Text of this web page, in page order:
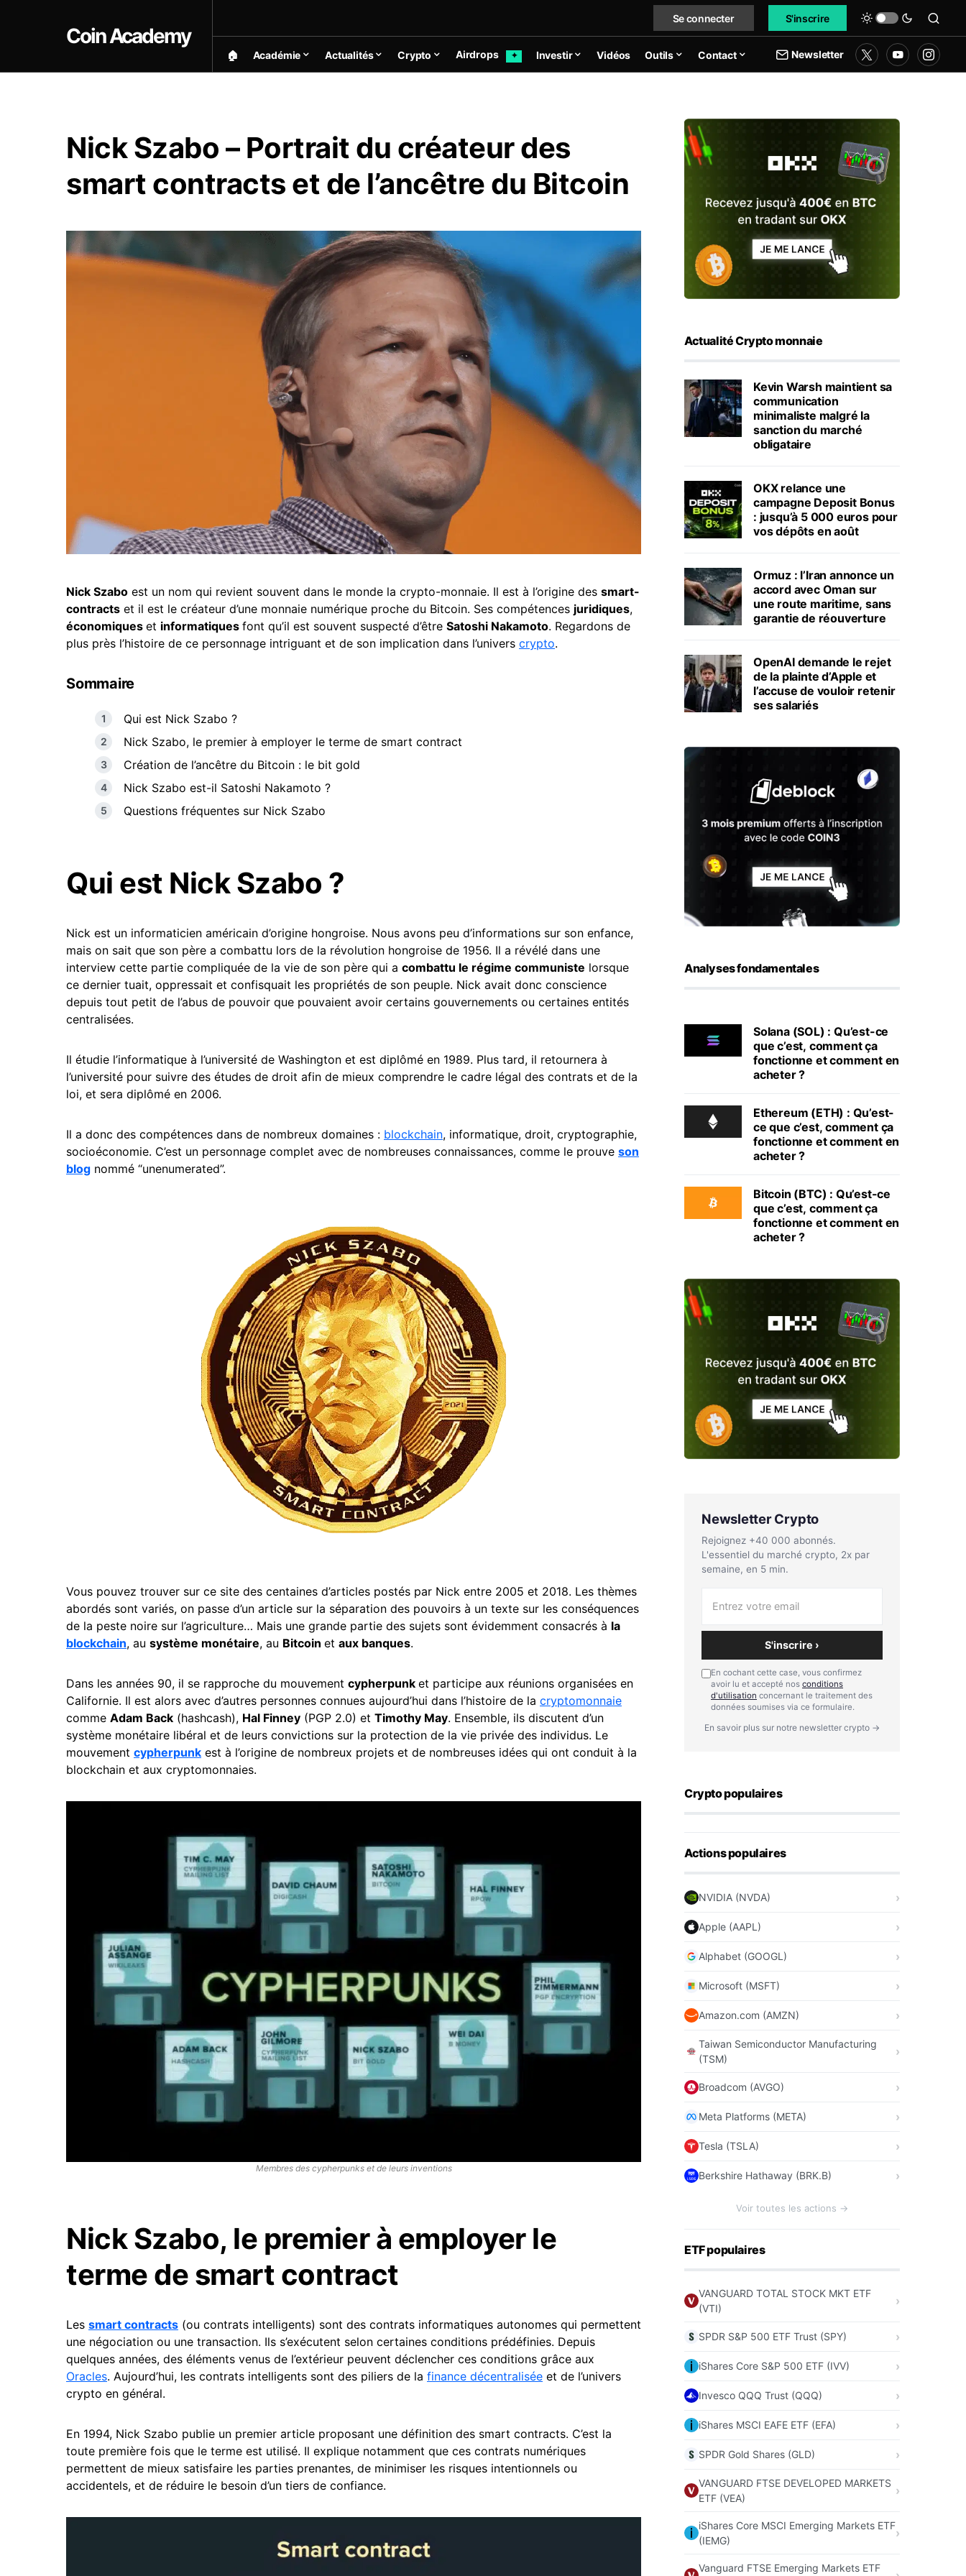
Coin Academy
Se connecter S'inscrire
🏠︎ Académie Actualités Crypto Airdrops ✦ Investir Vidéos Outils Contact Newsletter
Nick Szabo – Portrait du créateur des
smart contracts et de l’ancêtre du Bitcoin
Nick Szabo est un nom qui revient souvent dans le monde la crypto-monnaie. Il est à l’origine des smart-
contracts et il est le créateur d’une monnaie numérique proche du Bitcoin. Ses compétences juridiques,
économiques et informatiques font qu’il est souvent suspecté d’être Satoshi Nakamoto. Regardons de
plus près l’histoire de ce personnage intriguant et de son implication dans l’univers crypto.
Sommaire
Qui est Nick Szabo ?
Nick Szabo, le premier à employer le terme de smart contract
Création de l’ancêtre du Bitcoin : le bit gold
Nick Szabo est-il Satoshi Nakamoto ?
Questions fréquentes sur Nick Szabo
Qui est Nick Szabo ?
Nick est un informaticien américain d’origine hongroise. Nous avons peu d’informations sur son enfance,
mais on sait que son père a combattu lors de la révolution hongroise de 1956. Il a révélé dans une
interview cette partie compliquée de la vie de son père qui a combattu le régime communiste lorsque
ce dernier tuait, oppressait et confisquait les propriétés de son peuple. Nick avait donc conscience
depuis tout petit de l’abus de pouvoir que pouvaient avoir certains gouvernements ou certaines entités
centralisées.
Il étudie l’informatique à l’université de Washington et est diplômé en 1989. Plus tard, il retournera à
l’université pour suivre des études de droit afin de mieux comprendre le cadre légal des contrats et de la
loi, et sera diplômé en 2006.
Il a donc des compétences dans de nombreux domaines : blockchain, informatique, droit, cryptographie,
socioéconomie. C’est un personnage complet avec de nombreuses connaissances, comme le prouve son
blog nommé “unenumerated”.
Vous pouvez trouver sur ce site des centaines d’articles postés par Nick entre 2005 et 2018. Les thèmes
abordés sont variés, on passe d’un article sur la séparation des pouvoirs à un texte sur les conséquences
de la peste noire sur l’agriculture… Mais une grande partie des sujets sont évidemment consacrés à la
blockchain, au système monétaire, au Bitcoin et aux banques.
Dans les années 90, il se rapproche du mouvement cypherpunk et participe aux réunions organisées en
Californie. Il est alors avec d’autres personnes connues aujourd’hui dans l’histoire de la cryptomonnaie
comme Adam Back (hashcash), Hal Finney (PGP 2.0) et Timothy May. Ensemble, ils discutent d’un
système monétaire libéral et de leurs convictions sur la protection de la vie privée des individus. Le
mouvement cypherpunk est à l’origine de nombreux projets et de nombreuses idées qui ont conduit à la
blockchain et aux cryptomonnaies.
Membres des cypherpunks et de leurs inventions
Nick Szabo, le premier à employer le
terme de smart contract
Les smart contracts (ou contrats intelligents) sont des contrats informatiques autonomes qui permettent
une négociation ou une transaction. Ils s’exécutent selon certaines conditions prédéfinies. Depuis
quelques années, des éléments venus de l’extérieur peuvent déclencher ces conditions grâce aux
Oracles. Aujourd’hui, les contrats intelligents sont des piliers de la finance décentralisée et de l’univers
crypto en général.
En 1994, Nick Szabo publie un premier article proposant une définition des smart contracts. C’est la
toute première fois que le terme est utilisé. Il explique notamment que ces contrats numériques
permettent de mieux satisfaire les parties prenantes, de minimiser les risques intentionnels ou
accidentels, et de réduire le besoin d’un tiers de confiance.
Actualité Crypto monnaie
Kevin Warsh maintient sa
communication
minimaliste malgré la
sanction du marché
obligataire
OKX relance une
campagne Deposit Bonus
: jusqu’à 5 000 euros pour
vos dépôts en août
Ormuz : l’Iran annonce un
accord avec Oman sur
une route maritime, sans
garantie de réouverture
OpenAI demande le rejet
de la plainte d’Apple et
l’accuse de vouloir retenir
ses salariés
Analyses fondamentales
Solana (SOL) : Qu’est-ce
que c’est, comment ça
fonctionne et comment en
acheter ?
Ethereum (ETH) : Qu’est-
ce que c’est, comment ça
fonctionne et comment en
acheter ?
Bitcoin (BTC) : Qu’est-ce
que c’est, comment ça
fonctionne et comment en
acheter ?
Newsletter Crypto
Rejoignez +40 000 abonnés.
L'essentiel du marché crypto, 2x par
semaine, en 5 min.
S'inscrire ›
En cochant cette case, vous confirmez
avoir lu et accepté nos conditions
d'utilisation concernant le traitement des
données soumises via ce formulaire.
En savoir plus sur notre newsletter crypto →
Crypto populaires
Actions populaires
NVIDIA (NVDA)
Apple (AAPL)
Alphabet (GOOGL)
Microsoft (MSFT)
Amazon.com (AMZN)
Taiwan Semiconductor Manufacturing
(TSM)
Broadcom (AVGO)
Meta Platforms (META)
Tesla (TSLA)
Berkshire Hathaway (BRK.B)
Voir toutes les actions →
ETF populaires
VANGUARD TOTAL STOCK MKT ETF
(VTI)
SPDR S&P 500 ETF Trust (SPY)
iShares Core S&P 500 ETF (IVV)
Invesco QQQ Trust (QQQ)
iShares MSCI EAFE ETF (EFA)
SPDR Gold Shares (GLD)
VANGUARD FTSE DEVELOPED MARKETS
ETF (VEA)
iShares Core MSCI Emerging Markets ETF
(IEMG)
Vanguard FTSE Emerging Markets ETF